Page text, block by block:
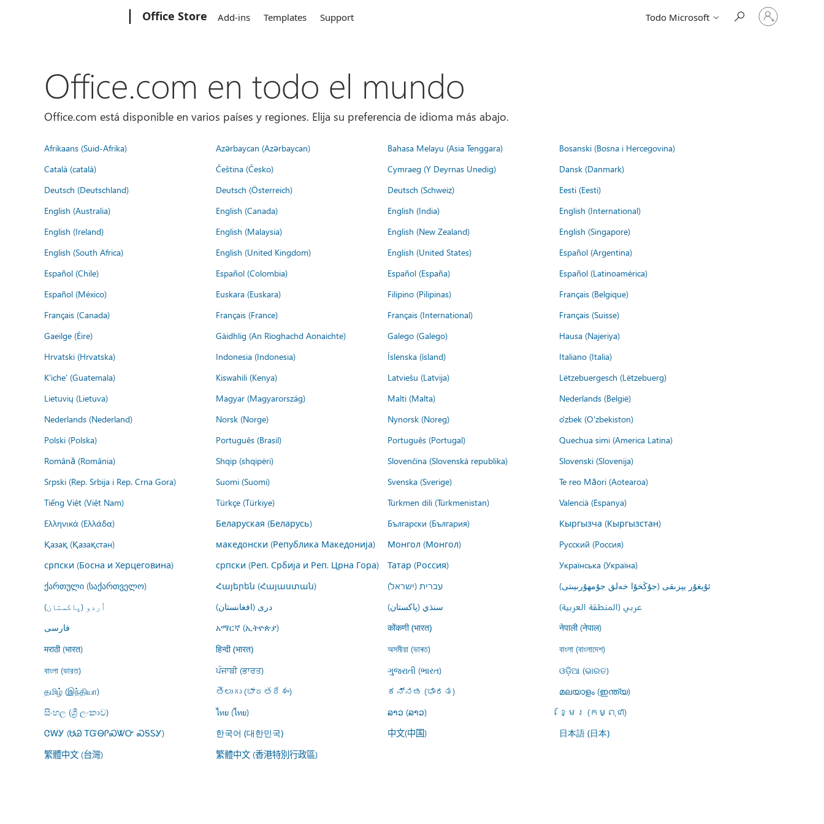
Office Store Add-ins Templates Support Todo Microsoft
Iniciar
sesión
Office.com en todo el mundo
Office.com está disponible en varios países y regiones. Elija su preferencia de idioma más abajo.
Afrikaans (Suid-Afrika) Azərbaycan (Azərbaycan) Bahasa Melayu (Asia Tenggara)
Bosanski (Bosna i Hercegovina)
Català (català)
Čeština (Česko) Cymraeg (Y Deyrnas Unedig)
Dansk (Danmark)
Deutsch (Deutschland)
Deutsch (Österreich) Deutsch (Schweiz)
Eesti (Eesti)
English (Australia)
English (Canada) English (India)
English (International)
English (Ireland)
English (Malaysia) English (New Zealand)
English (Singapore)
English (South Africa)
English (United Kingdom) English (United States)
Español (Argentina)
Español (Chile)
Español (Colombia) Español (España)
Español (Latinoamérica)
Español (México)
Euskara (Euskara) Filipino (Pilipinas)
Français (Belgique)
Français (Canada)
Français (France) Français (International)
Français (Suisse)
Gaeilge (Éire)
Gàidhlig (An Rìoghachd Aonaichte) Galego (Galego)
Hausa (Najeriya)
Hrvatski (Hrvatska)
Indonesia (Indonesia) Íslenska (ísland)
Italiano (Italia)
K'iche' (Guatemala)
Kiswahili (Kenya) Latviešu (Latvija)
Lëtzebuergesch (Lëtzebuerg)
Lietuvių (Lietuva)
Magyar (Magyarország) Malti (Malta)
Nederlands (België)
Nederlands (Nederland)
Norsk (Norge) Nynorsk (Noreg)
o'zbek (O'zbekiston)
Polski (Polska)
Português (Brasil) Português (Portugal)
Quechua simi (America Latina)
Română (România)
Shqip (shqipëri) Slovenčina (Slovenská republika)
Slovenski (Slovenija)
Srpski (Rep. Srbija i Rep. Crna Gora)
Suomi (Suomi) Svenska (Sverige)
Te reo Māori (Aotearoa)
Tiếng Việt (Việt Nam)
Türkçe (Türkiye) Türkmen dili (Türkmenistan)
Valencià (Espanya)
Ελληνικά (Ελλάδα)
Беларуская (Беларусь) Български (България)
Кыргызча (Кыргызстан)
Қазақ (Қазақстан)
македонски (Република Македонија) Монгол (Монгол)
Русский (Россия)
српски (Босна и Херцеговина)
српски (Реп. Србија и Реп. Црна Гора) Татар (Россия)
Українська (Україна)
ქართული (საქართველო)
Հայերեն (Հայաստան) עברית (ישראל)
ئۇيغۇر يېزىقى (جۇڭخۇا خەلق جۇمھۇرىيىتى)
اُردو (پاکستان)
درى (افغانستان) سنڌي (پاکستان)
عربي (المنطقة العربية)
فارسى
አማርኛ (ኢትዮጵያ) कोंकणी (भारत)
नेपाली (नेपाल)
मराठी (भारत)
हिन्दी (भारत) অসমীয়া (ভাৰত)
বাংলা (বাংলাদেশ)
বাংলা (ভারত)
ਪੰਜਾਬੀ (ਭਾਰਤ) ગુજરાતી (ભારત)
ଓଡ଼ିଆ (ଭାରତ)
தமிழ் (இந்தியா)
తెలుగు (భారతదేశం) ಕನ್ನಡ (ಭಾರತ)
മലയാളം (ഇന്ത്യ)
සිංහල (ශ්‍රී ලංකාව)
ไทย (ไทย) ລາວ (ລາວ)
ខ្មែរ (កម្ពុជា)
ᏣᎳᎩ (ᏌᏊ ᎢᏳᎾᎵᏍᏔᏅ ᏍᎦᏚᎩ)
한국어 (대한민국) 中文(中国) 日本語 (日本)
繁體中文 (台灣) 繁體中文 (香港特別行政區)